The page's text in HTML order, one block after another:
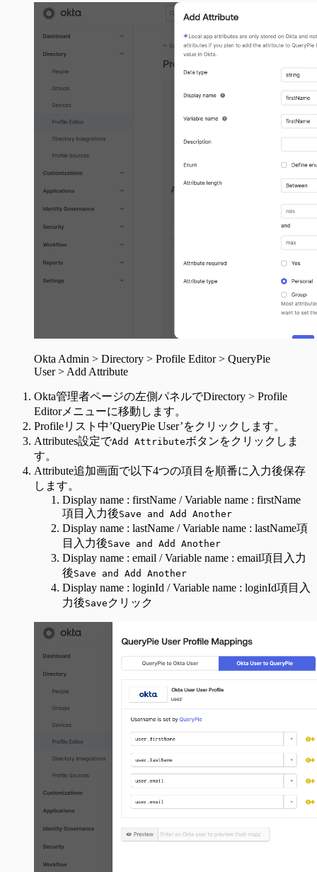
Okta Admin > Directory > Profile Editor > QueryPie
User > Add Attribute
Okta管理者ページの左側パネルでDirectory > Profile
Editorメニューに移動します。
Profileリスト中’QueryPie User’をクリックします。
Attributes設定でAdd Attributeボタンをクリックしま
す。
Attribute追加画面で以下4つの項目を順番に入力後保存
します。
Display name : firstName / Variable name : firstName
項目入力後Save and Add Another
Display name : lastName / Variable name : lastName項
目入力後Save and Add Another
Display name : email / Variable name : email項目入力
後Save and Add Another
Display name : loginId / Variable name : loginId項目入
力後Save クリック